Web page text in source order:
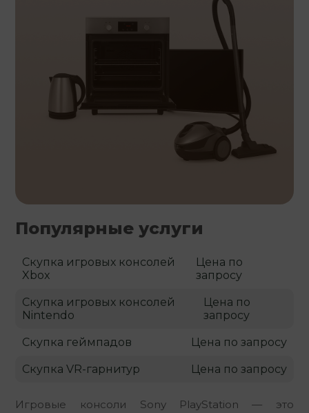
Игровые консоли Sony PlayStation — это
Популярные услуги
Скупка игровых консолей
Xbox
Цена по
запросу
Скупка игровых консолей
Nintendo
Цена по
запросу
Скупка геймпадов Цена по запросу
Скупка VR-гарнитур Цена по запросу